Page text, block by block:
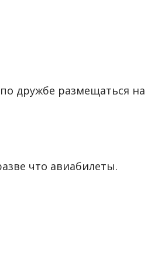
дружбе размещаться на
что авиабилеты.